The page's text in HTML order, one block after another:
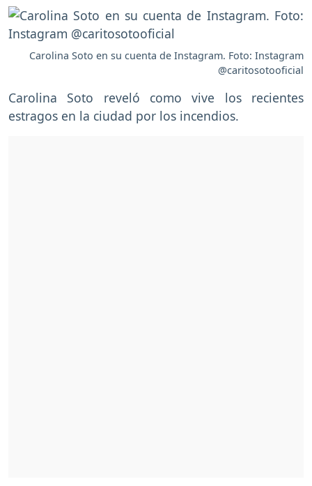
Carolina Soto en su cuenta de Instagram. Foto: Instagram
@caritosotooficial
Carolina Soto reveló como vive los recientes
estragos en la ciudad por los incendios.